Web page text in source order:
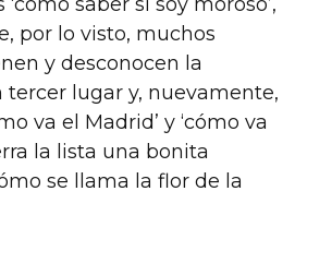
saber si soy moroso’,
por lo visto, muchos
y desconocen la
tercer lugar y, nuevamente,
va el Madrid’ y ‘cómo va
la lista una bonita
se llama la flor de la